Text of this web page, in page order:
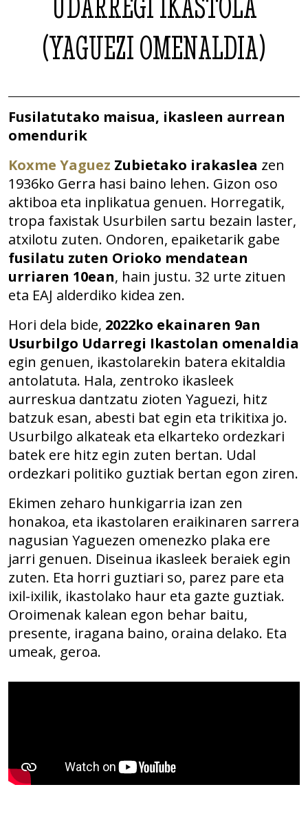
(YAGUEZI OMENALDIA)
Fusilatutako maisua, ikasleen aurrean
omendurik
Koxme Yaguez Zubietako irakaslea zen
1936ko Gerra hasi baino lehen. Gizon oso
aktiboa eta inplikatua genuen. Horregatik,
tropa faxistak Usurbilen sartu bezain laster,
atxilotu zuten. Ondoren, epaiketarik gabe
fusilatu zuten Orioko mendatean
urriaren 10ean, hain justu. 32 urte zituen
eta EAJ alderdiko kidea zen.
Hori dela bide, 2022ko ekainaren 9an
Usurbilgo Udarregi Ikastolan omenaldia
egin genuen, ikastolarekin batera ekitaldia
antolatuta. Hala, zentroko ikasleek
aurreskua dantzatu zioten Yaguezi, hitz
batzuk esan, abesti bat egin eta trikitixa jo.
Usurbilgo alkateak eta elkarteko ordezkari
batek ere hitz egin zuten bertan. Udal
ordezkari politiko guztiak bertan egon ziren.
Ekimen zeharo hunkigarria izan zen
honakoa, eta ikastolaren eraikinaren sarrera
nagusian Yaguezen omenezko plaka ere
jarri genuen. Diseinua ikasleek beraiek egin
zuten. Eta horri guztiari so, parez pare eta
ixil-ixilik, ikastolako haur eta gazte guztiak.
Oroimenak kalean egon behar baitu,
presente, iragana baino, oraina delako. Eta
umeak, geroa.